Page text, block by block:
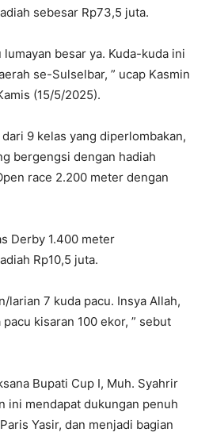
sebesar Rp73,5 juta.
lumayan besar ya. Kuda-kuda ini
se-Sulselbar, ” ucap Kasmin
(15/5/2025).
9 kelas yang diperlombakan,
bergengsi dengan hadiah
race 2.200 meter dengan
Derby 1.400 meter
Rp10,5 juta.
larian 7 kuda pacu. Insya Allah,
kisaran 100 ekor, ” sebut
Bupati Cup I, Muh. Syahrir
ini mendapat dukungan penuh
Yasir, dan menjadi bagian